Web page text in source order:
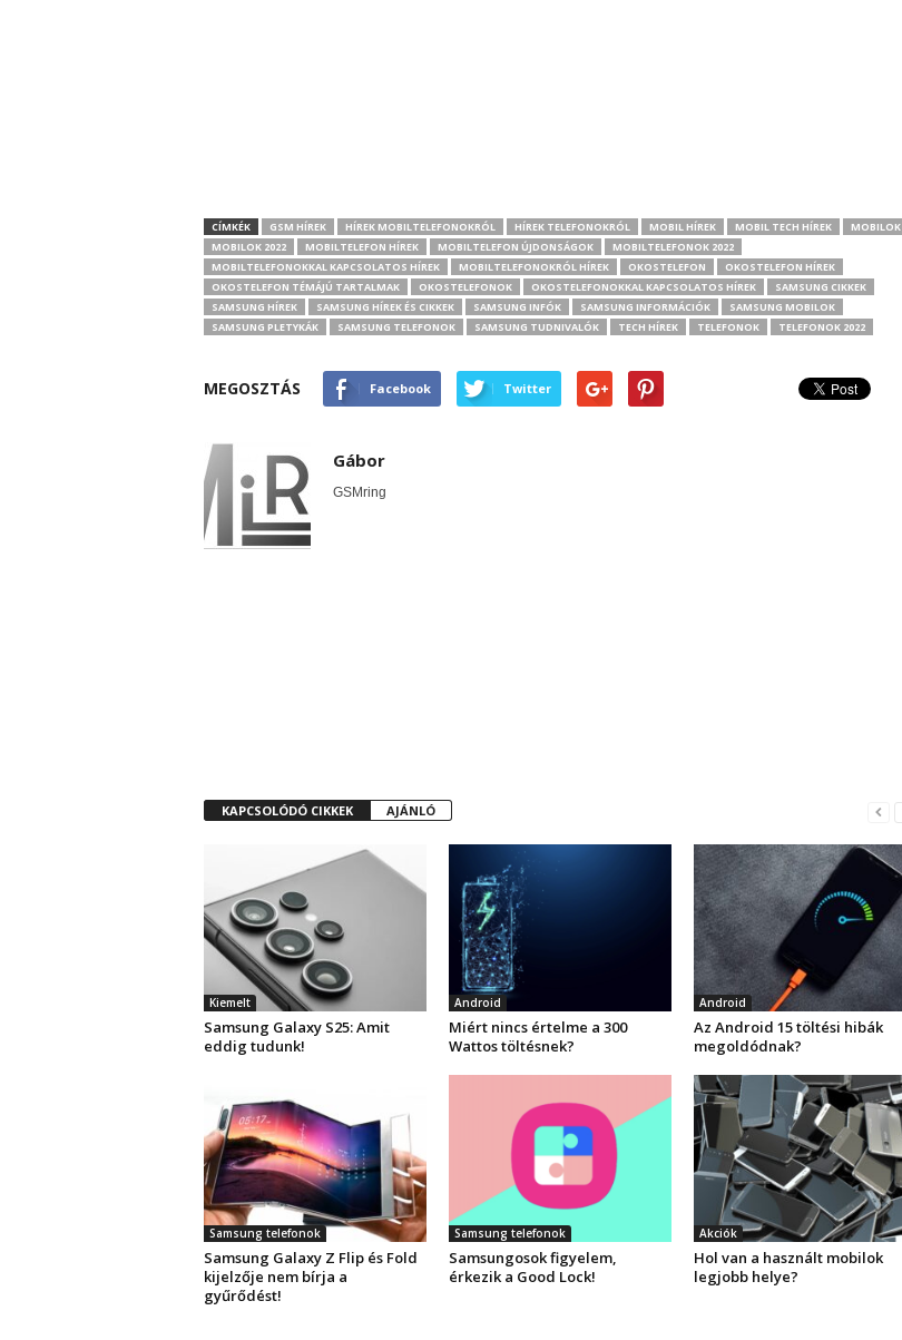
CÍMKÉK GSM HÍREK HÍREK MOBILTELEFONOKRÓL HÍREK TELEFONOKRÓL MOBIL HÍREK MOBIL TECH HÍREK
MOBILOK
MOBILOK 2022
MOBILTELEFON HÍREK MOBILTELEFON ÚJDONSÁGOK
MOBILTELEFONOK 2022
MOBILTELEFONOKKAL KAPCSOLATOS HÍREK
MOBILTELEFONOKRÓL HÍREK OKOSTELEFON
OKOSTELEFON HÍREK
OKOSTELEFON TÉMÁJÚ TARTALMAK
OKOSTELEFONOK OKOSTELEFONOKKAL KAPCSOLATOS HÍREK
SAMSUNG CIKKEK
SAMSUNG HÍREK
SAMSUNG HÍREK ÉS CIKKEK SAMSUNG INFÓK SAMSUNG INFORMÁCIÓK
SAMSUNG MOBILOK
SAMSUNG PLETYKÁK
SAMSUNG TELEFONOK SAMSUNG TUDNIVALÓK TECH HÍREK TELEFONOK TELEFONOK 2022
MEGOSZTÁS Facebook Twitter
Gábor
GSMring
KAPCSOLÓDÓ CIKKEK AJÁNLÓ
Kiemelt
Samsung Galaxy S25: Amit
eddig tudunk!
Android
Miért nincs értelme a 300
Wattos töltésnek?
Android
Az Android 15 töltési hibák
megoldódnak?
Samsung telefonok
Samsung Galaxy Z Flip és Fold
kijelzője nem bírja a
gyűrődést!
Samsung telefonok
Samsungosok figyelem,
érkezik a Good Lock!
Akciók
Hol van a használt mobilok
legjobb helye?